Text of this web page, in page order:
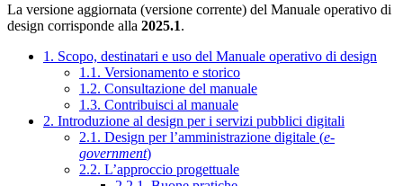
La versione aggiornata (versione corrente) del Manuale operativo di
design corrisponde alla 2025.1.
1. Scopo, destinatari e uso del Manuale operativo di design
1.1. Versionamento e storico
1.2. Consultazione del manuale
1.3. Contribuisci al manuale
2. Introduzione al design per i servizi pubblici digitali
2.1. Design per l’amministrazione digitale (e-
government)
2.2. L’approccio progettuale